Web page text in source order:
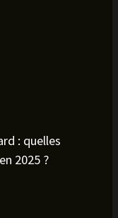
: quelles
2025 ?